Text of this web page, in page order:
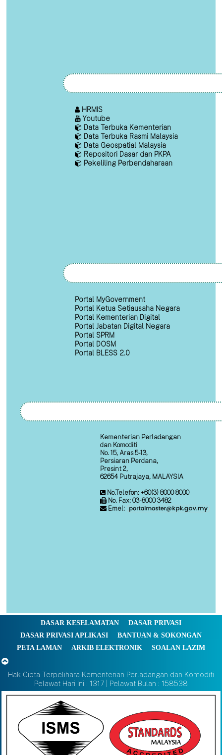
HRMIS
Youtube
Data Terbuka Kementerian
Data Terbuka Rasmi Malaysia
Data Geospatial Malaysia
Repositori Dasar dan PKPA
Pekeliling Perbendaharaan
Portal MyGovernment
Portal Ketua Setiausaha Negara
Portal Kementerian Digital
Portal Jabatan Digital Negara
Portal SPRM
Portal DOSM
Portal BLESS 2.0
Kementerian Perladangan
dan Komoditi
No. 15, Aras 5-13,
Persiaran Perdana,
Presint 2,
62654 Putrajaya, MALAYSIA
No.Telefon: +60(3) 8000 8000
No. Fax: 03-8000 3482
Emel:
DASAR KESELAMATAN
DASAR PRIVASI
DASAR PRIVASI APLIKASI
BANTUAN & SOKONGAN
PETA LAMAN
ARKIB ELEKTRONIK SOALAN LAZIM
Hak Cipta Terpelihara Kementerian Perladangan dan Komoditi
Pelawat Hari Ini : 1317 | Pelawat Bulan : 158538